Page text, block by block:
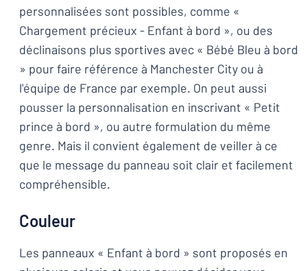
personnalisées sont possibles, comme «
Chargement précieux - Enfant à bord », ou des
déclinaisons plus sportives avec « Bébé Bleu à bord
» pour faire référence à Manchester City ou à
l'équipe de France par exemple. On peut aussi
pousser la personnalisation en inscrivant « Petit
prince à bord », ou autre formulation du même
genre. Mais il convient également de veiller à ce
que le message du panneau soit clair et facilement
compréhensible.
Couleur
Les panneaux « Enfant à bord » sont proposés en